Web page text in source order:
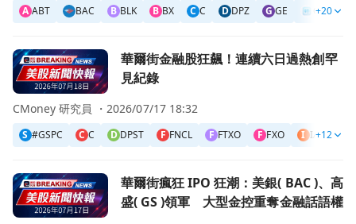
A ABT BAC B BLK B BX C C D DPZ G GE GM
+20
前往華爾街金融股狂飆！連續六日過熱創罕見紀錄頁面
華爾街金融股狂飆！連續六日過熱創罕
見紀錄
S #GSPC C C D DPST F FNCL F FTXO F FXO I IAT+12
CMoney 研究員 ・ 2026/07/17 18:32
前往華爾街瘋狂 IPO 狂潮：美銀( BAC )、高盛( GS )領軍
華爾街瘋狂 IPO 狂潮：美銀( BAC )、高
盛( GS )領軍 大型金控重奪金融話語權